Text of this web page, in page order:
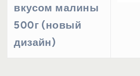
вкусом малины
500г (новый
дизайн)